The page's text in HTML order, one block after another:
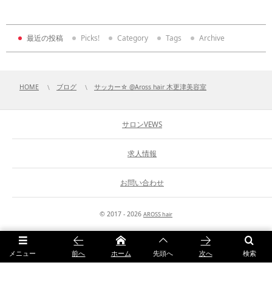
最近の投稿 Picks! Category Tags Archive
HOME ブログ サッカー☆ @Aross hair 木更津美容室
サロンVEWS
求人情報
お問い合わせ
© 2017 - 2026 AROSS hair
メニュー 検索
前へ ホーム 先頭へ 次へ